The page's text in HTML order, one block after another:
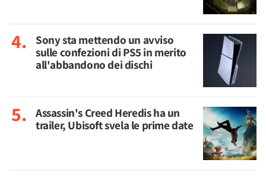
Sony sta mettendo un avviso
sulle confezioni di PS5 in merito
all'abbandono dei dischi
Assassin's Creed Heredis ha un
trailer, Ubisoft svela le prime date